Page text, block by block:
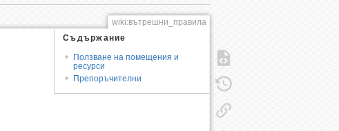
wiki:вътрешни_правила
Съдържание
Ползване на помещения и
ресурси
Препоръчителни